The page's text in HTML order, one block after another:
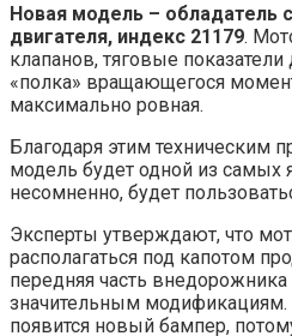
Новая модель – обладатель
двигателя, индекс 21179.
клапанов, тяговые
«полка» вращающегося
максимально ровная.
Благодаря этим техническим
модель будет одной из самых
несомненно, будет
Эксперты утверждают, что
располагаться под капотом
передняя часть внедорожника
значительным модификациям.
появится новый бампер,